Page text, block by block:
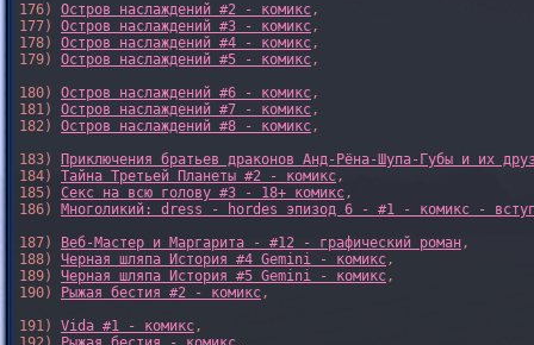
176) Остров наслаждений #2 - комикс,
177) Остров наслаждений #3 - комикс,
178) Остров наслаждений #4 - комикс,
179) Остров наслаждений #5 - комикс,
180) Остров наслаждений #6 - комикс,
181) Остров наслаждений #7 - комикс,
182) Остров наслаждений #8 - комикс,
183)
Приключения братьев драконов Анд-Рёна-Шупа-Губы и их
184) Тайна Третьей Планеты #2 - комикс,
185) Секс на всю голову #3 - 18+ комикс,
186) Многоликий: dress - hordes эпизод 6 - #1 - комикс -
187)
Веб-Мастер и Маргарита - #12 - графический роман,
188) Черная шляпа История #4 Gemini - комикс,
189) Черная шляпа История #5 Gemini - комикс,
190)
Рыжая бестия #2 - комикс,
191) Vida #1 - комикс,